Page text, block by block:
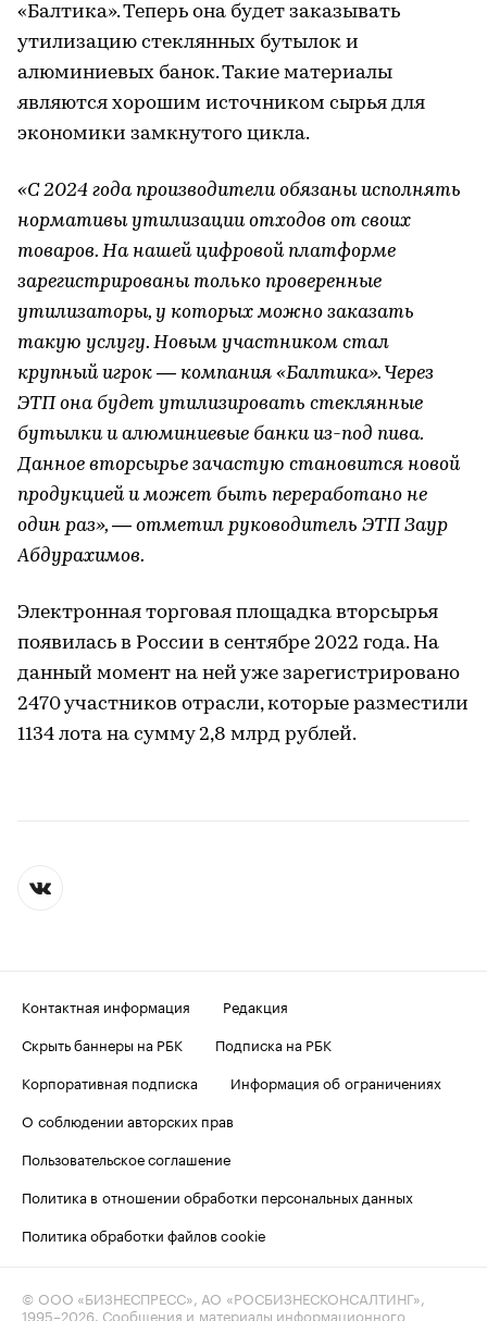
«Балтика». Теперь она будет заказывать
утилизацию стеклянных бутылок и
алюминиевых банок. Такие материалы
являются хорошим источником сырья для
экономики замкнутого цикла.
«С 2024 года производители обязаны исполнять
нормативы утилизации отходов от своих
товаров. На нашей цифровой платформе
зарегистрированы только проверенные
утилизаторы, у которых можно заказать
такую услугу. Новым участником стал
крупный игрок — компания «Балтика». Через
ЭТП она будет утилизировать стеклянные
бутылки и алюминиевые банки из-под пива.
Данное вторсырье зачастую становится новой
продукцией и может быть переработано не
один раз», — отметил руководитель ЭТП Заур
Абдурахимов.
Электронная торговая площадка вторсырья
появилась в России в сентябре 2022 года. На
данный момент на ней уже зарегистрировано
2470 участников отрасли, которые разместили
1134 лота на сумму 2,8 млрд рублей.
Контактная информация
Редакция
Скрыть баннеры на РБК
Подписка на РБК
Корпоративная подписка
Информация об ограничениях
О соблюдении авторских прав
Пользовательское соглашение
Политика в отношении обработки персональных данных
Политика обработки файлов cookie
© ООО «БИЗНЕСПРЕСС», АО «РОСБИЗНЕСКОНСАЛТИНГ»,
1995–2026 . Сообщения и материалы информационного